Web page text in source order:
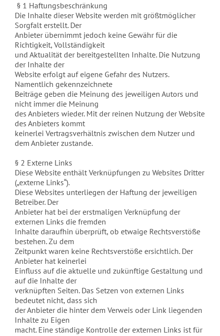
§ 1 Haftungsbeschränkung
Die Inhalte dieser Website werden mit größtmöglicher
Sorgfalt erstellt. Der
Anbieter übernimmt jedoch keine Gewähr für die
Richtigkeit, Vollständigkeit
und Aktualität der bereitgestellten Inhalte. Die Nutzung
der Inhalte der
Website erfolgt auf eigene Gefahr des Nutzers.
Namentlich gekennzeichnete
Beiträge geben die Meinung des jeweiligen Autors und
nicht immer die Meinung
des Anbieters wieder. Mit der reinen Nutzung der Website
des Anbieters kommt
keinerlei Vertragsverhältnis zwischen dem Nutzer und
dem Anbieter zustande.
§ 2 Externe Links
Diese Website enthält Verknüpfungen zu Websites Dritter
(„externe Links“).
Diese Websites unterliegen der Haftung der jeweiligen
Betreiber. Der
Anbieter hat bei der erstmaligen Verknüpfung der
externen Links die fremden
Inhalte daraufhin überprüft, ob etwaige Rechtsverstöße
bestehen. Zu dem
Zeitpunkt waren keine Rechtsverstöße ersichtlich. Der
Anbieter hat keinerlei
Einfluss auf die aktuelle und zukünftige Gestaltung und
auf die Inhalte der
verknüpften Seiten. Das Setzen von externen Links
bedeutet nicht, dass sich
der Anbieter die hinter dem Verweis oder Link liegenden
Inhalte zu Eigen
macht. Eine ständige Kontrolle der externen Links ist für